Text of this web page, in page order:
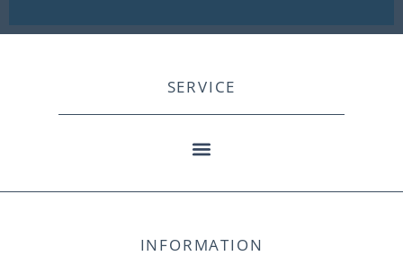
SERVICE
INFORMATION